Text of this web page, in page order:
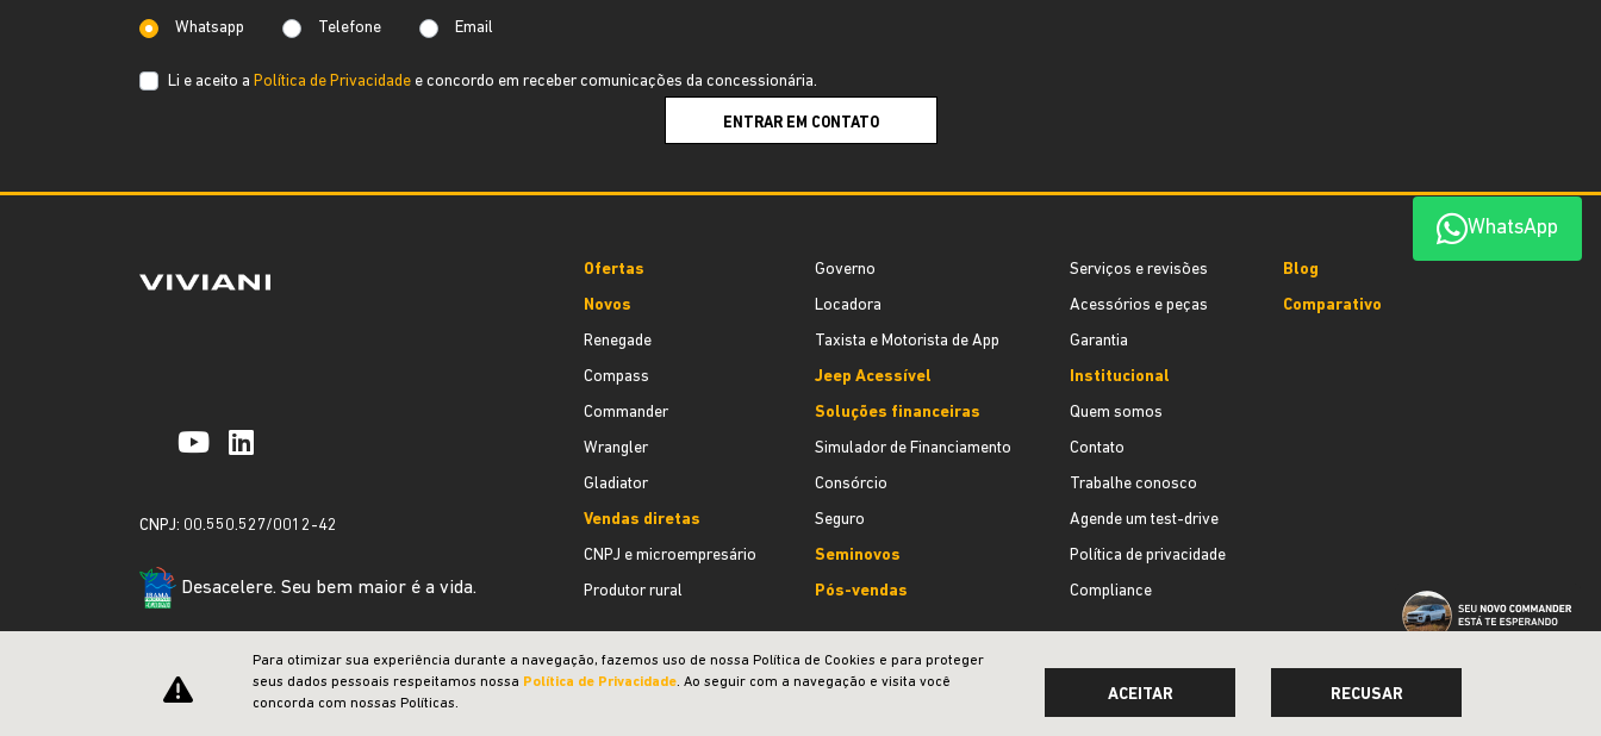
Whatsapp Telefone Email
Li e aceito a Política de Privacidade e concordo em receber comunicações da concessionária.
ENTRAR EM CONTATO
WhatsApp
CNPJ: 00.550.527/0012-42
Desacelere. Seu bem maior é a vida.
Ofertas
Novos
Renegade
Compass
Commander
Wrangler
Gladiator
Vendas diretas
CNPJ e microempresário
Produtor rural
Governo
Locadora
Taxista e Motorista de App
Jeep Acessível
Soluções financeiras
Simulador de Financiamento
Consórcio
Seguro
Seminovos
Pós-vendas
Serviços e revisões
Acessórios e peças
Garantia
Institucional
Quem somos
Contato
Trabalhe conosco
Agende um test-drive
Política de privacidade
Compliance
Blog
Comparativo
Para otimizar sua experiência durante a navegação, fazemos uso de nossa Política de Cookies e para proteger
seus dados pessoais respeitamos nossa Política de Privacidade. Ao seguir com a navegação e visita você
concorda com nossas Políticas.
ACEITAR RECUSAR